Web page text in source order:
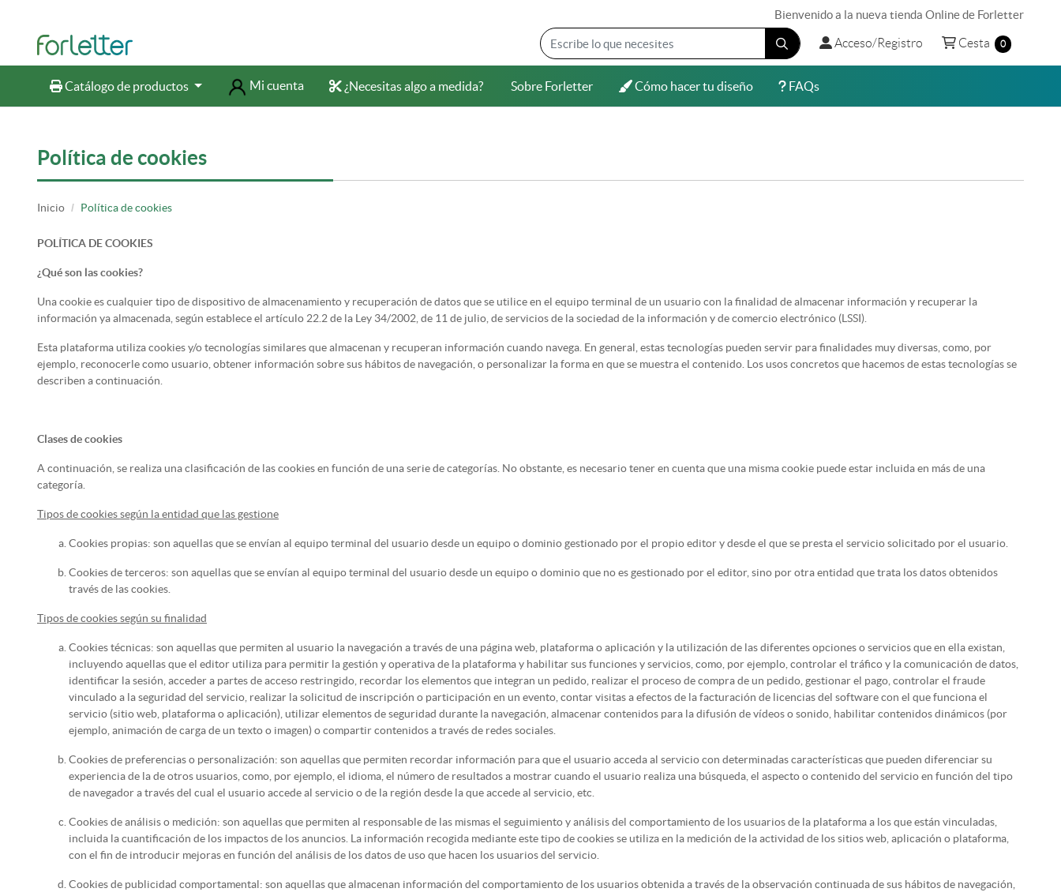
Bienvenido a la nueva tienda Online de Forletter
Acceso/Registro
Acceso/Registro Cesta
Cesta 0
Catálogo de productos
Catálogo de productos Mi cuenta ¿Necesitas algo a medida?
¿Necesitas algo a medida? Sobre Forletter
Sobre Forletter Cómo hacer tu diseño
Cómo hacer tu diseño FAQs
FAQs
Política de cookies
Inicio Política de cookies
POLÍTICA DE COOKIES
¿Qué son las cookies?
Una cookie es cualquier tipo de dispositivo de almacenamiento y recuperación de datos que se utilice en el equipo terminal de un usuario con la finalidad de almacenar información y recuperar la
información ya almacenada, según establece el artículo 22.2 de la Ley 34/2002, de 11 de julio, de servicios de la sociedad de la información y de comercio electrónico (LSSI).
Esta plataforma utiliza cookies y/o tecnologías similares que almacenan y recuperan información cuando navega. En general, estas tecnologías pueden servir para finalidades muy diversas, como, por
ejemplo, reconocerle como usuario, obtener información sobre sus hábitos de navegación, o personalizar la forma en que se muestra el contenido. Los usos concretos que hacemos de estas tecnologías se
describen a continuación.
Clases de cookies
A continuación, se realiza una clasificación de las cookies en función de una serie de categorías. No obstante, es necesario tener en cuenta que una misma cookie puede estar incluida en más de una
categoría.
Tipos de cookies según la entidad que las gestione
Cookies propias: son aquellas que se envían al equipo terminal del usuario desde un equipo o dominio gestionado por el propio editor y desde el que se presta el servicio solicitado por el usuario.
Cookies de terceros: son aquellas que se envían al equipo terminal del usuario desde un equipo o dominio que no es gestionado por el editor, sino por otra entidad que trata los datos obtenidos
través de las cookies.
Tipos de cookies según su finalidad
Cookies técnicas: son aquellas que permiten al usuario la navegación a través de una página web, plataforma o aplicación y la utilización de las diferentes opciones o servicios que en ella existan,
incluyendo aquellas que el editor utiliza para permitir la gestión y operativa de la plataforma y habilitar sus funciones y servicios, como, por ejemplo, controlar el tráfico y la comunicación de datos,
identificar la sesión, acceder a partes de acceso restringido, recordar los elementos que integran un pedido, realizar el proceso de compra de un pedido, gestionar el pago, controlar el fraude
vinculado a la seguridad del servicio, realizar la solicitud de inscripción o participación en un evento, contar visitas a efectos de la facturación de licencias del software con el que funciona el
servicio (sitio web, plataforma o aplicación), utilizar elementos de seguridad durante la navegación, almacenar contenidos para la difusión de vídeos o sonido, habilitar contenidos dinámicos (por
ejemplo, animación de carga de un texto o imagen) o compartir contenidos a través de redes sociales.
Cookies de preferencias o personalización: son aquellas que permiten recordar información para que el usuario acceda al servicio con determinadas características que pueden diferenciar su
experiencia de la de otros usuarios, como, por ejemplo, el idioma, el número de resultados a mostrar cuando el usuario realiza una búsqueda, el aspecto o contenido del servicio en función del tipo
de navegador a través del cual el usuario accede al servicio o de la región desde la que accede al servicio, etc.
Cookies de análisis o medición: son aquellas que permiten al responsable de las mismas el seguimiento y análisis del comportamiento de los usuarios de la plataforma a los que están vinculadas,
incluida la cuantificación de los impactos de los anuncios. La información recogida mediante este tipo de cookies se utiliza en la medición de la actividad de los sitios web, aplicación o plataforma,
con el fin de introducir mejoras en función del análisis de los datos de uso que hacen los usuarios del servicio.
Cookies de publicidad comportamental: son aquellas que almacenan información del comportamiento de los usuarios obtenida a través de la observación continuada de sus hábitos de navegación,